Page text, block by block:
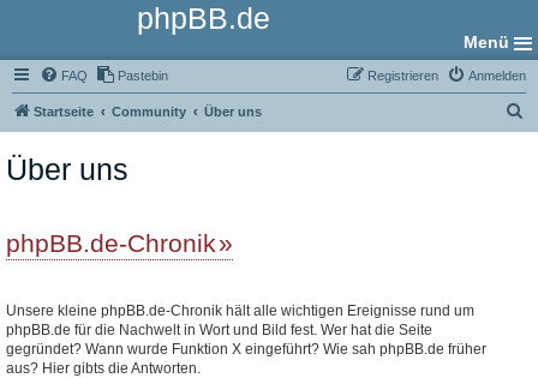
phpBB.de
Menü
FAQ Pastebin Anmelden
Registrieren
Startseite Community Über uns
Über uns
phpBB.de-Chronik
Unsere kleine phpBB.de-Chronik hält alle wichtigen Ereignisse rund um
phpBB.de für die Nachwelt in Wort und Bild fest. Wer hat die Seite
gegründet? Wann wurde Funktion X eingeführt? Wie sah phpBB.de früher
aus? Hier gibts die Antworten.